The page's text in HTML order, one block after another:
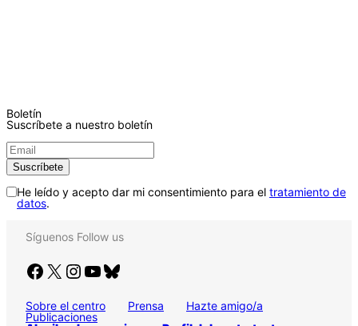
Boletín
Suscríbete a nuestro boletín
He leído y acepto dar mi consentimiento para el tratamiento de
datos.
Síguenos Follow us
Facebook X Instagram YouTube Bluesky
Sobre el centro Prensa
Hazte amigo/a
Publicaciones